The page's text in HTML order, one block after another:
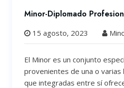
Minor-Diplomado
15 agosto, 2023
El Minor es un conjunto
provenientes de una o varias
que integradas entre sí